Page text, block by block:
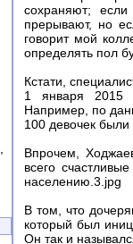
сохраняют;
прерывают, но
говорит мой
определять пол
Кстати,
1 января 2015
Например, по
100 девочек
Впрочем,
всего
населению.3.jpg
В том, что
который был
Он так и